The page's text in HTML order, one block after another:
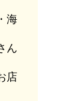
海
ん
店